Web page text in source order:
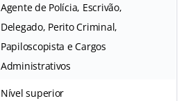
Agente de Polícia, Escrivão,
Delegado, Perito Criminal,
Papiloscopista e Cargos
Administrativos
Nível superior